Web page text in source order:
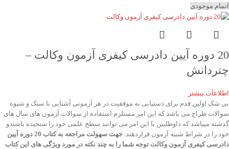
اتمام موجودی
20 دوره آیین دادرسی کیفری آزمون وکالت –
چتردانش
اطلاعات بیشتر
بی شک اولین قدم برای دستیابی به موفقیت در هر آزمونی آشنایی با سبک و شیوه
سوالات طراح می باشد که این امر مستلزم استفاده از سوالات آزمون های سال های
گذشته میباشد که داوطلبین با این امر می توانند سطح علمی خود را سنجیده باشندو
خود را در شراط شبیه آزمون قراردهند.
جهت سهولت مراجعه به کتاب 20 دوره آیین
دادرسی کیفری آزمون وکالت توجه شما را به چند نکته در مورد ویژگی های این کتاب